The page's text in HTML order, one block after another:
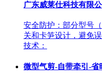
广东威莱仕科技有限
安全防护：部分型号
关和卡笋设计，避免
技术：
微型气剪-自带牵引-省